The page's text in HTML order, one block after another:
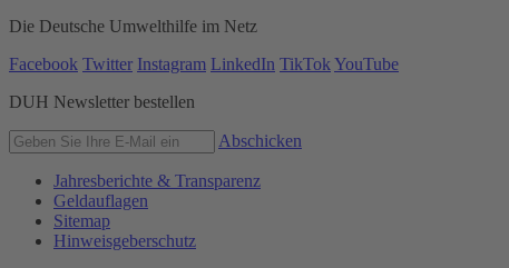
Die Deutsche Umwelthilfe im Netz
Facebook Twitter Instagram LinkedIn TikTok YouTube
DUH Newsletter bestellen
Abschicken
Jahresberichte & Transparenz
Geldauflagen
Sitemap
Hinweisgeberschutz